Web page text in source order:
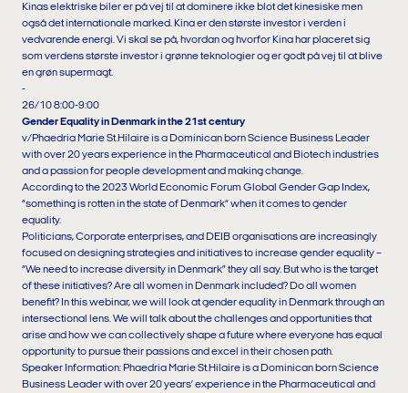
Kinas elektriske biler er på vej til at dominere ikke blot det kinesiske men
også det internationale marked. Kina er den største investor i verden i
vedvarende energi. Vi skal se på, hvordan og hvorfor Kina har placeret sig
som verdens største investor i grønne teknologier og er godt på vej til at blive
en grøn supermagt.
-
26/10 8:00-9:00
Gender Equality in Denmark in the 21st century
v/Phaedria Marie St.Hilaire is a Dominican born Science Business Leader
with over 20 years experience in the Pharmaceutical and Biotech industries
and a passion for people development and making change.
According to the 2023 World Economic Forum Global Gender Gap Index,
“something is rotten in the state of Denmark“ when it comes to gender
equality.
Politicians, Corporate enterprises, and DEIB organisations are increasingly
focused on designing strategies and initiatives to increase gender equality –
“We need to increase diversity in Denmark” they all say. But who is the target
of these initiatives? Are all women in Denmark included? Do all women
benefit? In this webinar, we will look at gender equality in Denmark through an
intersectional lens. We will talk about the challenges and opportunities that
arise and how we can collectively shape a future where everyone has equal
opportunity to pursue their passions and excel in their chosen path.
Speaker Information: Phaedria Marie St.Hilaire is a Dominican born Science
Business Leader with over 20 years’ experience in the Pharmaceutical and